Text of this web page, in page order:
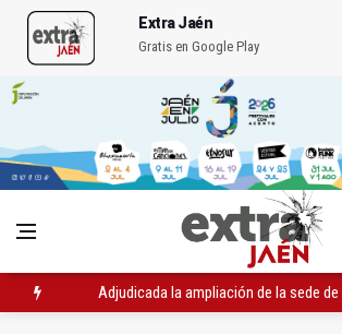
Extra Jaén
Gratis en Google Play
Adjudicada la ampliación de la sede
El Centro de Transfusión organiza 42